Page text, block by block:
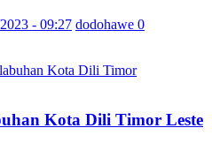
- 09:27 dodohawe 0
Kota Dili Timor Leste